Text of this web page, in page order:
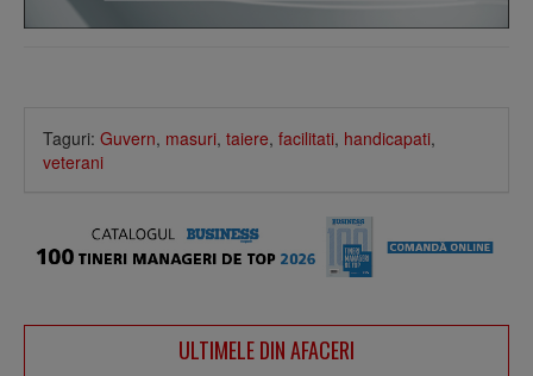
Taguri: Guvern, masuri, taiere, facilitati, handicapati,
veterani
ULTIMELE DIN AFACERI